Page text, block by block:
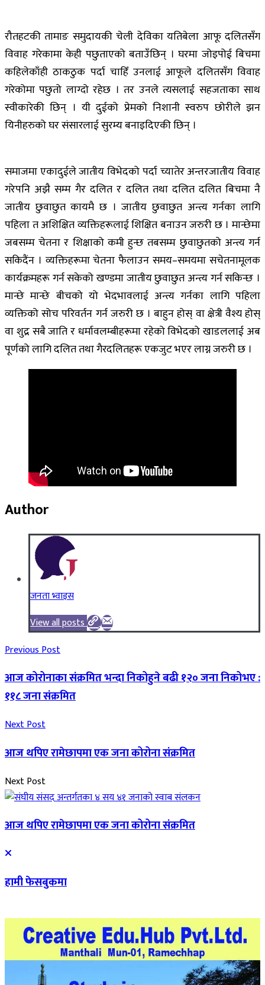
रौतहटकी तामाङ समुदायकी चेली देविका यतिबेला आफू दलितसँग
विवाह गरेकामा केही पछुताएको बताउँछिन् । घरमा जोइपोई बिचमा
कहिलेकाँही ठाकठुक पर्दा चाहिँ उनलाई आफूले दलितसँग विवाह
गरेकोमा पछुतो लाग्दो रहेछ । तर उनले त्यसलाई सहजताका साथ
स्वीकारेकी छिन् । यी दुईको प्रेमको निशानी स्वरुप छोरीले झन
यिनीहरुको घर संसारलाई सुरम्य बनाइदिएकी छिन् ।
समाजमा एकादुईले जातीय विभेदको पर्दा च्यातेर अन्तरजातीय विवाह
गरेपनि अझै सम्म गैर दलित र दलित तथा दलित दलित बिचमा नै
जातीय छुवाछुत कायमै छ । जातीय छुवाछुत अन्त्य गर्नका लागि
पहिला त अशिक्षित व्यक्तिहरूलाई शिक्षित बनाउन जरुरी छ । मान्छेमा
जबसम्म चेतना र शिक्षाको कमी हुन्छ तबसम्म छुवाछुतको अन्त्य गर्न
सकिदैंन । व्यक्तिहरूमा चेतना फैलाउन समय–समयमा सचेतनामूलक
कार्यक्रमहरू गर्न सकेको खण्डमा जातीय छुवाछुत अन्त्य गर्न सकिन्छ ।
मान्छे मान्छे बीचको यो भेदभावलाई अन्त्य गर्नका लागि पहिला
व्यक्तिको सोच परिवर्तन गर्न जरुरी छ । बाहुन होस् वा क्षेत्री वैश्य होस्
वा शुद्र सबै जाति र धर्मावलम्बीहरूमा रहेको विभेदको खाडललाई अब
पूर्णको लागि दलित तथा गैरदलितहरू एकजुट भएर लाग्न जरुरी छ ।
Author
जनता भ्वाइस
View all posts
Previous Post
आज कोरोनाका संक्रमित भन्दा निकोहुने बढी १२० जना निकोभए :
११८ जना संक्रमित
Next Post
आज थपिए रामेछापमा एक जना कोरोना संक्रमित
Next Post
आज थपिए रामेछापमा एक जना कोरोना संक्रमित
हामी फेसबुकमा